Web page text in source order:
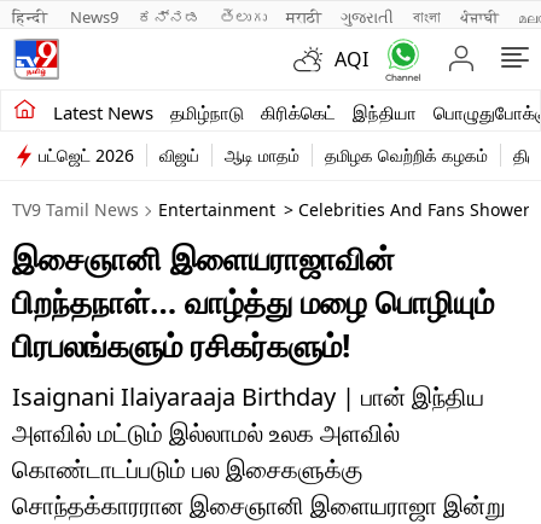
हिन्दी News9 ಕನ್ನಡ తెలుగు मराठी ગુજરાતી বাংলা ਪੰਜਾਬੀ
AQI
Latest News தமிழ்நாடு கிரிக்கெட் இந்தியா
சமீபத்திய செய்திகள்
தமிழ்நாடு
இந்தியா
உலகம்
விளையாட்டு
பொழுதுபோக்கு
லைஃப்ஸ்டைல்
வணிகம்
பட்ஜெட் 2026 விஜய் ஆடி மாதம் தமிழக வெற்றிக் கழகம்
TV9 Tamil News Entertainment > Celebrities And Fans
இசைஞானி இளையராஜாவின்
பிறந்தநாள்… வாழ்த்து மழை பொழியும்
பிரபலங்களும் ரசிகர்களும்!
Isaignani Ilaiyaraaja Birthday | பான் இந்திய
அளவில் மட்டும் இல்லாமல் உலக அளவில்
கொண்டாடப்படும் பல இசைகளுக்கு
சொந்தக்காரரான இசைஞானி இளையராஜா இன்று